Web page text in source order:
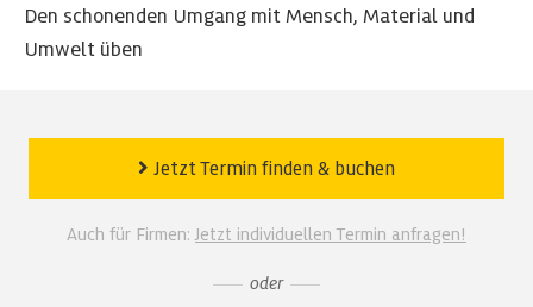
Den schonenden Umgang mit Mensch, Material und
Umwelt üben
Jetzt Termin finden & buchen
Auch für Firmen: Jetzt individuellen Termin anfragen!
oder